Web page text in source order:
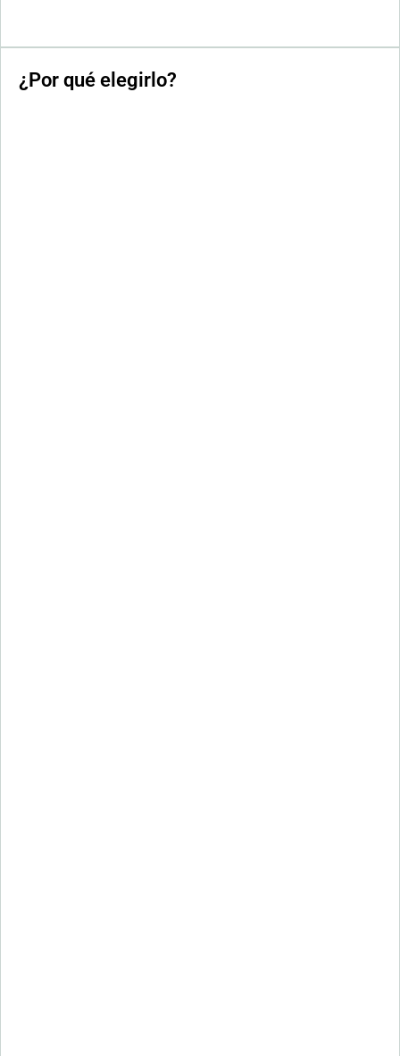
¿Por qué elegirlo?